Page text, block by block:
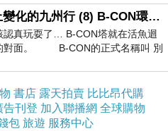
計畫趕不上變化的九州行 (8) B-CON環球塔
認真玩耍了… B-CON塔就在活魚迴
對面。 B-CON的正式名稱叫 別
書店 露天拍賣 比比昂代購
告刊登 加入聯播網 全球購物
包 旅遊 服務中心